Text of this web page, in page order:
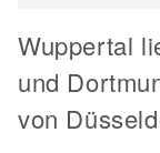
Wuppertal
und
von